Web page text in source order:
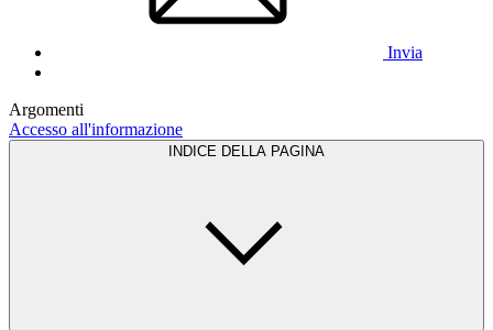
Invia
Argomenti
Accesso all'informazione
INDICE DELLA PAGINA